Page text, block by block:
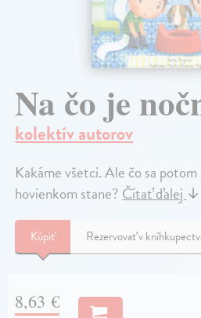
Na čo je
kolektív autorov
Kakáme všetci. Ale čo sa
hovienkom stane?Čítať ďalej↓
Kúpiť Rezervovať v
8,63 €